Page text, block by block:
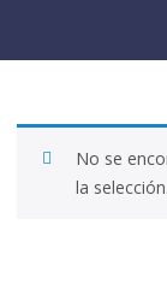
No se
la selección.